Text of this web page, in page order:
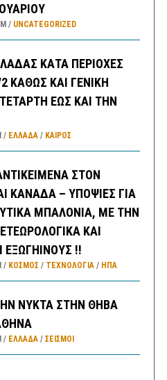
UNCATEGORIZED
ΚΑΤΑ ΠΕΡΙΟΧΕΣ
ΚΑΘΩΣ ΚΑΙ ΓΕΝΙΚΗ
ΕΩΣ ΚΑΙ ΤΗΝ
ΕΛΛΑΔA/ ΚΑΙΡΌΣ
ΣΤΟΝ
ΚΑΝΑΔΑ – ΥΠΟΨΙΕΣ ΓΙΑ
ΜΠΑΛΟΝΙΑ, ΜΕ ΤΗΝ
ΚΑΙ
ΕΞΩΓΗΙΝΟΥΣ !!
ΚΟΣΜΟΣ / ΤΕΧΝΟΛΟΓΙΑ/ ΗΠΑ
ΝΥΚΤΑ ΣΤΗΝ ΘΗΒΑ
ΕΛΛΑΔA/ ΣΕΙΣΜΟΙ